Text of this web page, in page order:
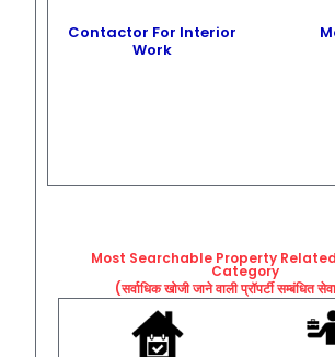
Contactor For Interior
Work
Most Searchable Property Related
Category
(सर्वाधिक खोजी जाने वाली प्रॉपर्टी सम्बंधित